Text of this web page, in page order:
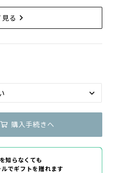
る
購入手続きへ
知らなくても
でギフトを贈れます